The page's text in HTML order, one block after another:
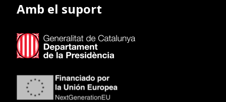
Amb el suport